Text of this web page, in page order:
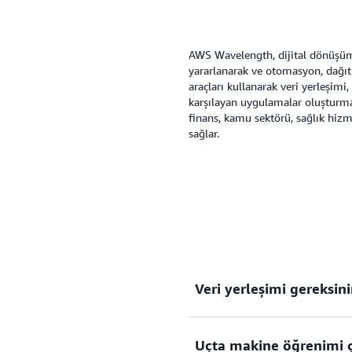
AWS Wavelength, dijital
yararlanarak ve otomasyon,
araçları kullanarak veri
karşılayan uygulamalar
finans, kamu sektörü, sağlık
sağlar.
Veri yerleşimi
Ayrıntılı veri yerleşim
Uçta makine öğrenimi